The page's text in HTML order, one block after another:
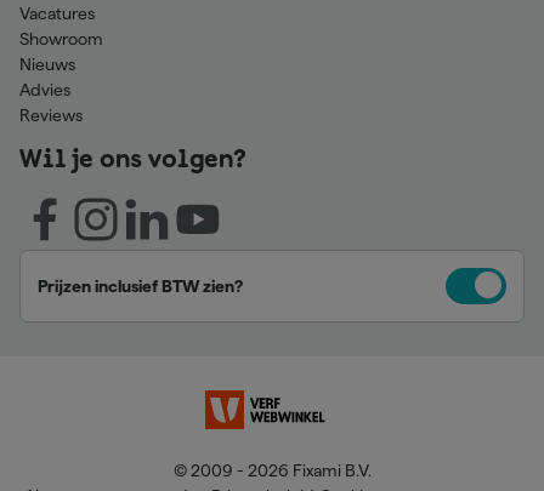
Vacatures
Showroom
Nieuws
Advies
Reviews
Wil je ons volgen?
Prijzen inclusief BTW zien?
© 2009 - 2026 Fixami B.V.